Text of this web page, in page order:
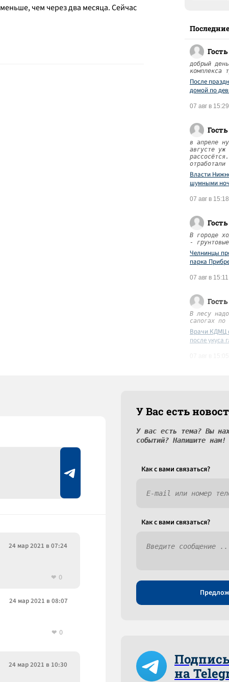
чем через два месяца. Сейчас
добрый
комплекса
После
домой по
07 авг в 15:29
в апреле
августе уж
Власти
шумными
07 авг в 15:18
В городе
-
Челнинцы
парка
07 авг в 15:11
В лесу
сапогах по
Врачи КДМЦ
после укуса
24 мар 2021 в 07:24
0
24 мар 2021 в 08:07
0
24 мар 2021 в 10:30
У Вас есть
У вас есть тема? Вы
событий? Напишите нам!
Как c вами связаться?
Как c вами связаться?
на